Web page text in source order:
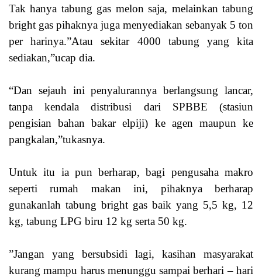
Tak hanya tabung gas melon saja, melainkan tabung
bright gas pihaknya juga menyediakan sebanyak 5 ton
per harinya.”Atau sekitar 4000 tabung yang kita
sediakan,”ucap dia.
“Dan sejauh ini penyalurannya berlangsung lancar,
tanpa kendala distribusi dari SPBBE (stasiun
pengisian bahan bakar elpiji) ke agen maupun ke
pangkalan,”tukasnya.
Untuk itu ia pun berharap, bagi pengusaha makro
seperti rumah makan ini, pihaknya berharap
gunakanlah tabung bright gas baik yang 5,5 kg, 12
kg, tabung LPG biru 12 kg serta 50 kg.
”Jangan yang bersubsidi lagi, kasihan masyarakat
kurang mampu harus menunggu sampai berhari – hari